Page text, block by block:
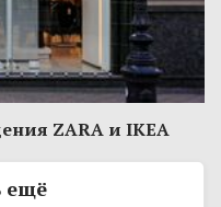
ZARA и IKEA
ещё